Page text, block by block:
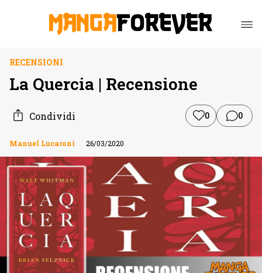
RECENSIONI
La Quercia | Recensione
Condividi 0 0
Manuel Lucaroni 26/03/2020